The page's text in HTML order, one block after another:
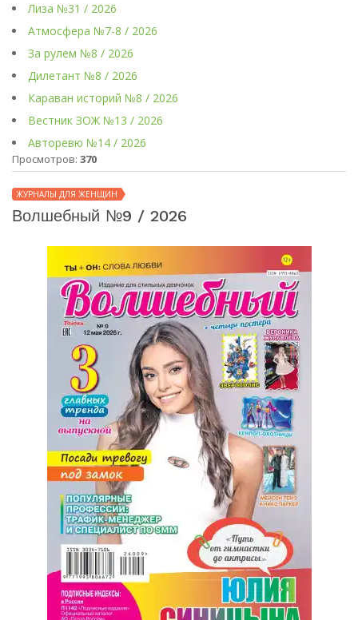
Лиза №31 / 2026
Атмосфера №7-8 / 2026
За рулем №8 / 2026
Дилетант №8 / 2026
Караван историй №8 / 2026
Вестник ЗОЖ №13 / 2026
Авторевю №14 / 2026
Просмотров: 370
ЖУРНАЛЫ ДЛЯ ЖЕНЩИН
Волшебный №9 / 2026